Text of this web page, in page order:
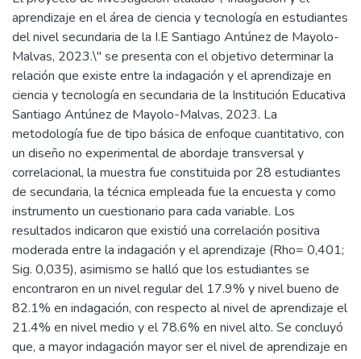
aprendizaje en el área de ciencia y tecnología en estudiantes
del nivel secundaria de la I.E Santiago Antúnez de Mayolo-
Malvas, 2023.\" se presenta con el objetivo determinar la
relación que existe entre la indagación y el aprendizaje en
ciencia y tecnología en secundaria de la Institución Educativa
Santiago Antúnez de Mayolo-Malvas, 2023. La
metodología fue de tipo básica de enfoque cuantitativo, con
un diseño no experimental de abordaje transversal y
correlacional, la muestra fue constituida por 28 estudiantes
de secundaria, la técnica empleada fue la encuesta y como
instrumento un cuestionario para cada variable. Los
resultados indicaron que existió una correlación positiva
moderada entre la indagación y el aprendizaje (Rho= 0,401;
Sig. 0,035), asimismo se halló que los estudiantes se
encontraron en un nivel regular del 17.9% y nivel bueno de
82.1% en indagación, con respecto al nivel de aprendizaje el
21.4% en nivel medio y el 78.6% en nivel alto. Se concluyó
que, a mayor indagación mayor ser el nivel de aprendizaje en